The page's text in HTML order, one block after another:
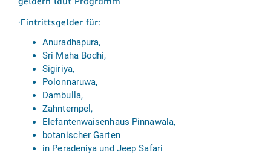
·Eintrittsgelder für:
Anuradhapura,
Sri Maha Bodhi,
Sigiriya,
Polonnaruwa,
Dambulla,
Zahntempel,
Elefantenwaisenhaus Pinnawala,
botanischer Garten
in Peradeniya und Jeep Safari